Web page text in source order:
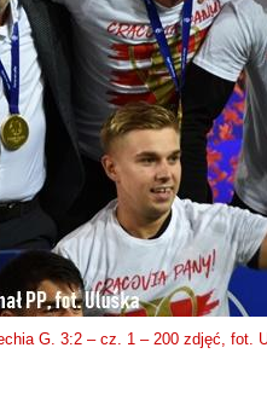
G. 3:2 – cz. 1 – 200 zdjęć, fot.